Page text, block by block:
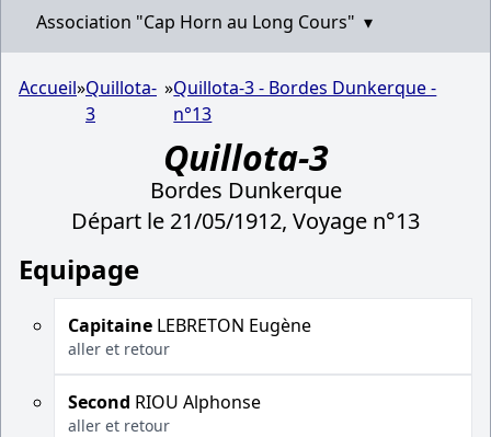
Association "Cap Horn au Long Cours" ▾
Accueil»Quillota-
3
»Quillota-3 - Bordes Dunkerque -
n°13
Quillota-3
Bordes Dunkerque
Départ le 21/05/1912, Voyage n°13
Equipage
Capitaine LEBRETON Eugène
aller et retour
Second RIOU Alphonse
aller et retour